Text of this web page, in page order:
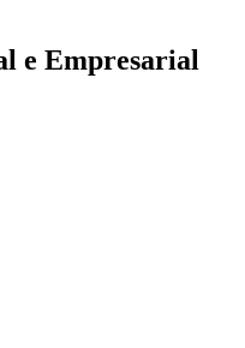
e Empresarial